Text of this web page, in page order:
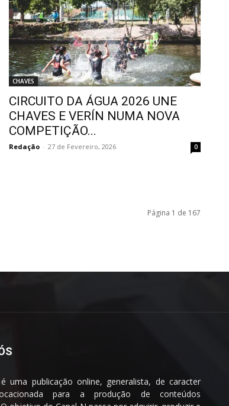
CHAVES
CIRCUITO DA ÁGUA 2026 UNE
CHAVES E VERÍN NUMA NOVA
COMPETIÇÃO...
Redação - 27 de Fevereiro, 2026 0
Página 1 de 167
uma publicação online, generalista, de caracter
para a produção de conteúdos